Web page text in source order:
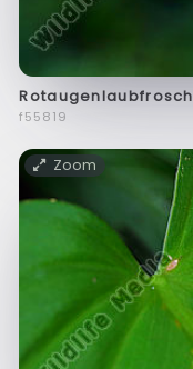
Rotaugenlaubfrosch
f55819
Zoom